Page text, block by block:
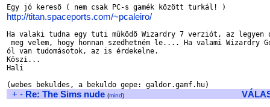
http://titan.spaceports.com/~pcaleiro/
Ha valaki tudna egy tuti mûködõ Wizardry 7 verziót, az legyen
meg velem, hogy honnan szedhetném le.... Ha valami Wizardry
ól van tudomásotok, az is érdekelne.
Köszi...
Hali
+ - Re: The Sims nude (mind)